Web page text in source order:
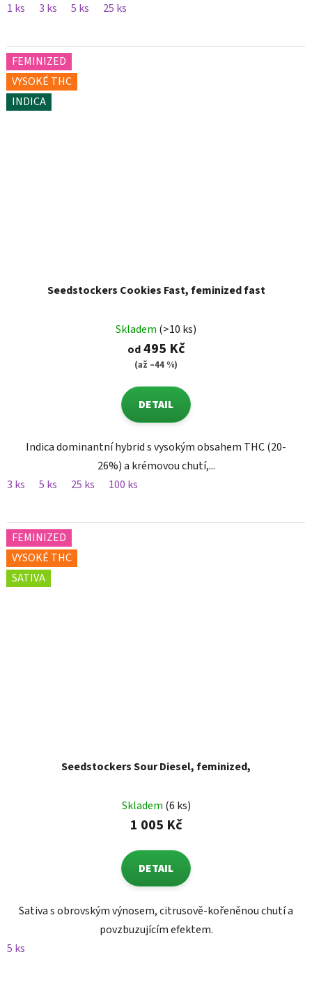
1 ks
3 ks 5 ks 25 ks
FEMINIZED
VYSOKÉ THC
INDICA
Seedstockers Cookies Fast, feminized fast
Skladem (>10 ks)
od495 Kč
(až –44 %)
DETAIL
Indica dominantní hybrid s vysokým obsahem THC (20-
26%) a krémovou chutí,...
3 ks
5 ks 25 ks 100 ks
FEMINIZED
VYSOKÉ THC
SATIVA
Seedstockers Sour Diesel, feminized,
Skladem (6 ks)
1 005 Kč
DETAIL
Sativa s obrovským výnosem, citrusově-kořeněnou chutí a
povzbuzujícím efektem.
5 ks